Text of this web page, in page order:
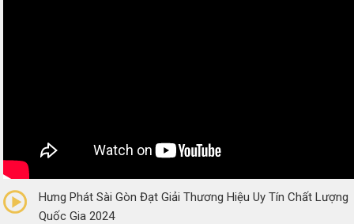
(0 Reviews)
Hưng Phát Sài Gòn Đạt Giải Thương Hiệu Uy Tín Chất Lượng
Quốc Gia 2024